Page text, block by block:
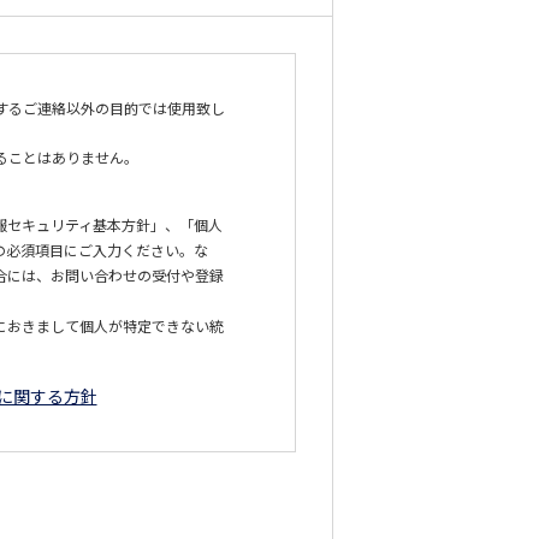
るご連絡以外の目的では使用致し
とはありません。
キュリティ基本方針」、「個人
須項目にご入力ください。な
は、お問い合わせの受付や登録
きまして個人が特定できない統
関する方針